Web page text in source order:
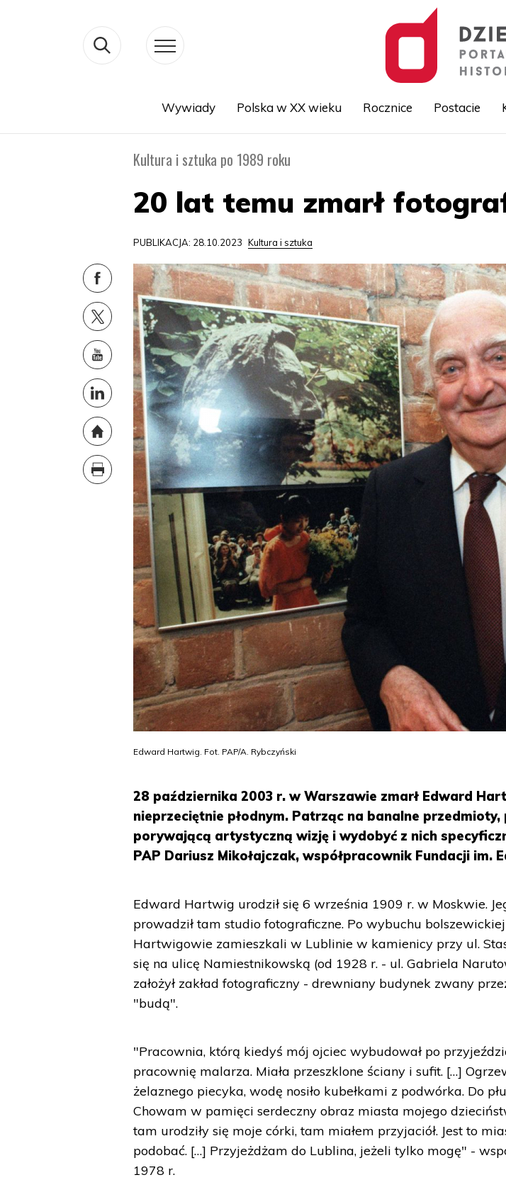
Wywiady Polska w XX wieku Rocznice Postacie
Kultura i sztuka po 1989 roku
20 lat temu zmarł
PUBLIKACJA: 28.10.2023 Kultura i sztuka
Edward Hartwig. Fot. PAP/A. Rybczyński
28 października 2003 r. w Warszawie zmarł Edward
nieprzeciętnie płodnym. Patrząc na banalne
porywającą artystyczną wizję i wydobyć z nich
PAP Dariusz Mikołajczak, współpracownik Fundacji im.
Edward Hartwig urodził się 6 września 1909 r. w Moskwie.
prowadził tam studio fotograficzne. Po wybuchu
Hartwigowie zamieszkali w Lublinie w kamienicy przy ul.
się na ulicę Namiestnikowską (od 1928 r. - ul. Gabriela
założył zakład fotograficzny - drewniany budynek zwany
"budą".
"Pracownia, którą kiedyś mój ojciec wybudował po
pracownię malarza. Miała przeszklone ściany i sufit. […]
żelaznego piecyka, wodę nosiło kubełkami z podwórka. Do
Chowam w pamięci serdeczny obraz miasta mojego
tam urodziły się moje córki, tam miałem przyjaciół. Jest to
podobać. […] Przyjeżdżam do Lublina, jeżeli tylko mogę" -
1978 r.